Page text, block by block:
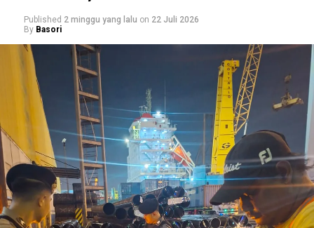
Published 2 minggu yang lalu on 22 Juli 2026
By Basori